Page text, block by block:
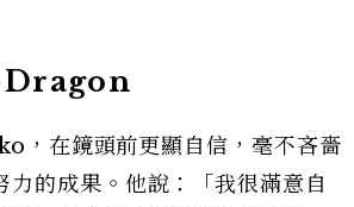
Dragon
，在鏡頭前更顯自信，毫不吝嗇
力的成果。他說：「我很滿意自